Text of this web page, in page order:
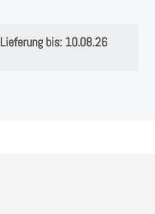
Lieferung bis: 10.08.26